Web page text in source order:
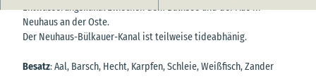
Entwässerungskanal zwischen dem Balksee und der Aue in
Neuhaus an der Oste.
Der Neuhaus-Bülkauer-Kanal ist teilweise tideabhänig.
Besatz: Aal, Barsch, Hecht, Karpfen, Schleie, Weißfisch, Zander